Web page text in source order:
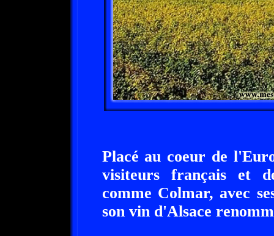
Placé au coeur de
visiteurs français et
comme Colmar, avec
son vin d'Alsace